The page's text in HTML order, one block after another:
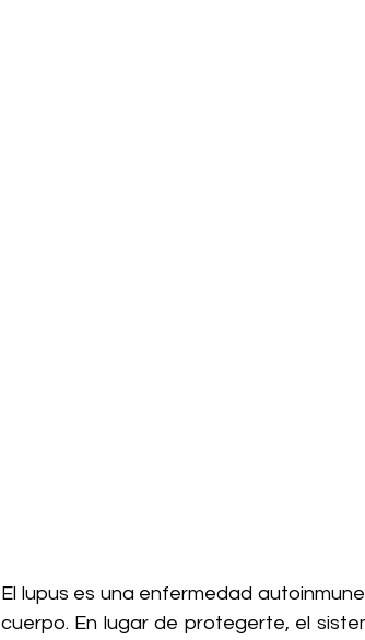
El lupus es una enfermedad
cuerpo. En lugar de protegerte, el